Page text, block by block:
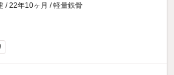
/ 22年10ヶ月 / 軽量鉄骨